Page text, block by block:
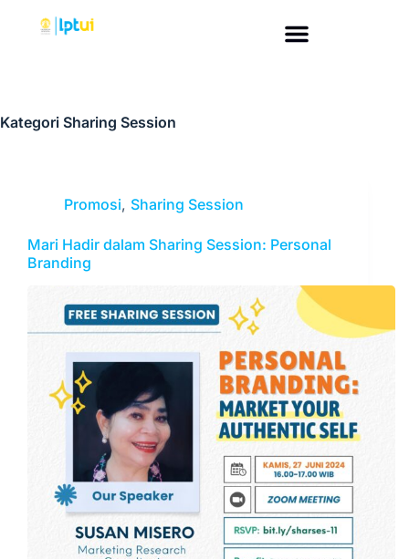
Kategori Sharing Session
Promosi, Sharing Session
Mari Hadir dalam Sharing Session: Personal
Branding